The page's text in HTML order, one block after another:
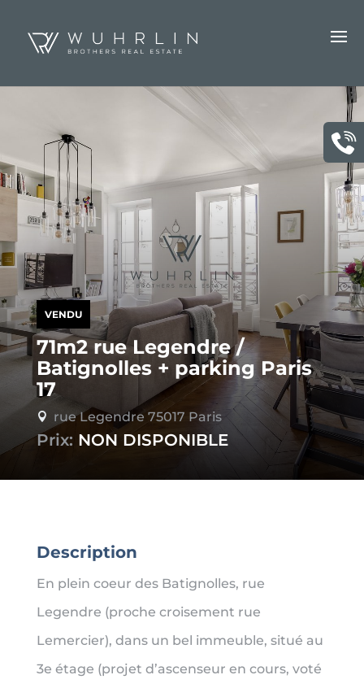
VENDU
71m2 rue Legendre /
Batignolles + parking Paris
17
 rue Legendre 75017 Paris
Prix: NON DISPONIBLE
Description
En plein coeur des Batignolles, rue
Legendre (proche croisement rue
Lemercier), dans un bel immeuble, situé au
3e étage (projet d’ascenseur en cours, voté